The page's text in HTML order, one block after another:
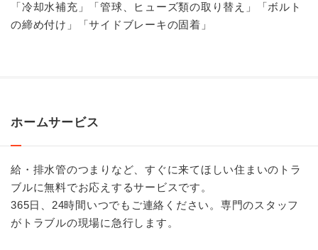
「冷却水補充」「管球、ヒューズ類の取り替え」「ボルト
の締め付け」「サイドブレーキの固着」
ホームサービス
給・排水管のつまりなど、すぐに来てほしい住まいのトラ
ブルに無料でお応えするサービスです。
365日、24時間いつでもご連絡ください。専門のスタッフ
がトラブルの現場に急行します。